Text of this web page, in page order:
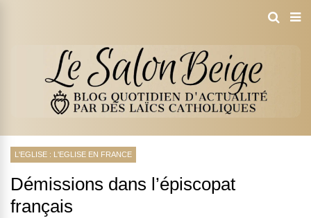
L'EGLISE : L'EGLISE EN FRANCE
Démissions dans l’épiscopat
français